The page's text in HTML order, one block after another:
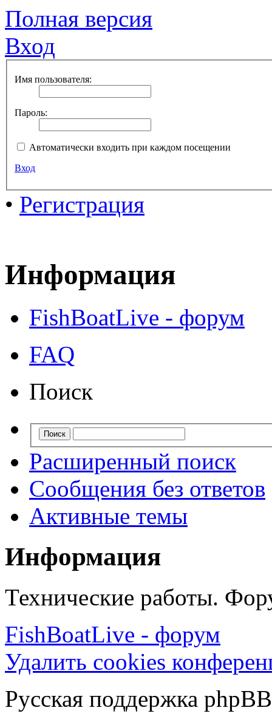
Полная версия
Вход
Имя пользователя:
Пароль:
Автоматически входить при каждом посещении
Вход
• Регистрация
Информация
FishBoatLive - форум
FAQ
Поиск
Расширенный поиск
Сообщения без ответов
Активные темы
Информация
Технические работы.
FishBoatLive - форум
Удалить cookies
Русская поддержка phpBB